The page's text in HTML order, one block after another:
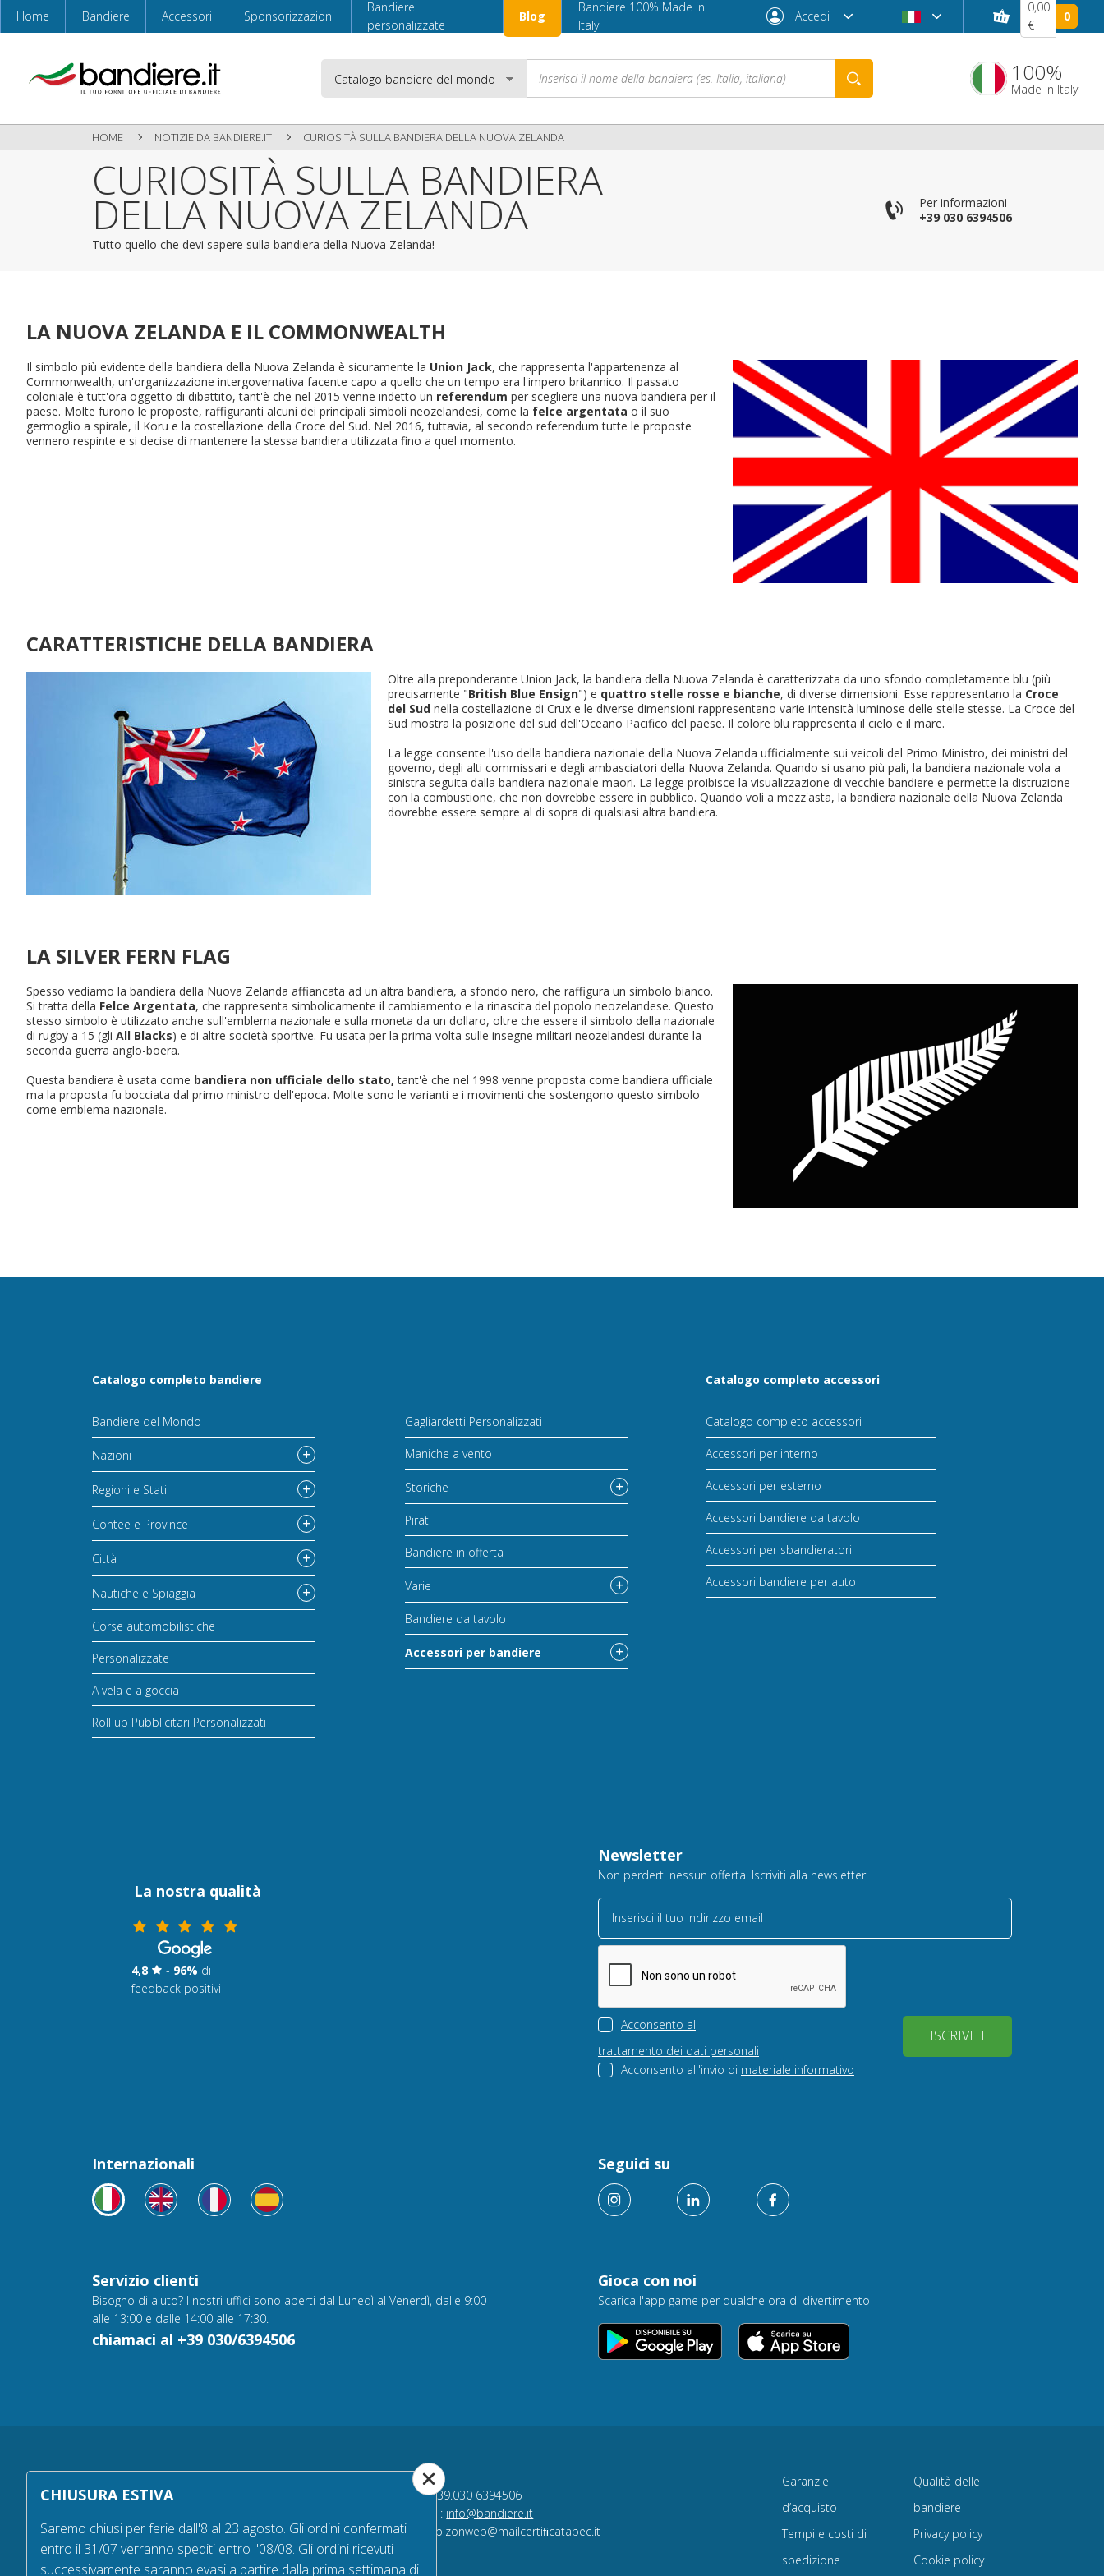
Home Bandiere Accessori Sponsorizzazioni
Bandiere
personalizzate
Blog
Bandiere 100% Made in
Italy
Accedi
È il tuo primo ordine?
CREA UN NUOVO ACCOUNT
0,00
€
0
100%
Made in Italy
HOME NOTIZIE DA BANDIERE.IT CURIOSITÀ SULLA BANDIERA DELLA NUOVA ZELANDA
CURIOSITÀ SULLA BANDIERA
DELLA NUOVA ZELANDA
Tutto quello che devi sapere sulla bandiera della Nuova Zelanda!
Per informazioni
+39 030 6394506
LA NUOVA ZELANDA E IL COMMONWEALTH
Il simbolo più evidente della bandiera della Nuova Zelanda è sicuramente la Union Jack, che rappresenta l'appartenenza al
Commonwealth, un'organizzazione intergovernativa facente capo a quello che un tempo era l'impero britannico. Il passato
coloniale è tutt'ora oggetto di dibattito, tant'è che nel 2015 venne indetto un referendum per scegliere una nuova bandiera per il
paese. Molte furono le proposte, raffiguranti alcuni dei principali simboli neozelandesi, come la felce argentata o il suo
germoglio a spirale, il Koru e la costellazione della Croce del Sud. Nel 2016, tuttavia, al secondo referendum tutte le proposte
vennero respinte e si decise di mantenere la stessa bandiera utilizzata fino a quel momento.
CARATTERISTICHE DELLA BANDIERA
Oltre alla preponderante Union Jack, la bandiera della Nuova Zelanda è caratterizzata da uno sfondo completamente blu (più
precisamente "British Blue Ensign") e quattro stelle rosse e bianche, di diverse dimensioni. Esse rappresentano la Croce
del Sud nella costellazione di Crux e le diverse dimensioni rappresentano varie intensità luminose delle stelle stesse. La Croce del
Sud mostra la posizione del sud dell'Oceano Pacifico del paese. Il colore blu rappresenta il cielo e il mare.
La legge consente l'uso della bandiera nazionale della Nuova Zelanda ufficialmente sui veicoli del Primo Ministro, dei ministri del
governo, degli alti commissari e degli ambasciatori della Nuova Zelanda. Quando si usano più pali, la bandiera nazionale vola a
sinistra seguita dalla bandiera nazionale maori. La legge proibisce la visualizzazione di vecchie bandiere e permette la distruzione
con la combustione, che non dovrebbe essere in pubblico. Quando voli a mezz'asta, la bandiera nazionale della Nuova Zelanda
dovrebbe essere sempre al di sopra di qualsiasi altra bandiera.
LA SILVER FERN FLAG
Spesso vediamo la bandiera della Nuova Zelanda affiancata ad un'altra bandiera, a sfondo nero, che raffigura un simbolo bianco.
Si tratta della Felce Argentata, che rappresenta simbolicamente il cambiamento e la rinascita del popolo neozelandese. Questo
stesso simbolo è utilizzato anche sull'emblema nazionale e sulla moneta da un dollaro, oltre che essere il simbolo della nazionale
di rugby a 15 (gli All Blacks) e di altre società sportive. Fu usata per la prima volta sulle insegne militari neozelandesi durante la
seconda guerra anglo-boera.
Questa bandiera è usata come bandiera non ufficiale dello stato, tant'è che nel 1998 venne proposta come bandiera ufficiale
ma la proposta fu bocciata dal primo ministro dell'epoca. Molte sono le varianti e i movimenti che sostengono questo simbolo
come emblema nazionale.
Catalogo completo bandiere
Bandiere del Mondo
Nazioni
Regioni e Stati
Contee e Province
Città
Nautiche e Spiaggia
Corse automobilistiche
Personalizzate
A vela e a goccia
Roll up Pubblicitari Personalizzati
Gagliardetti Personalizzati
Maniche a vento
Storiche
Pirati
Bandiere in offerta
Varie
Bandiere da tavolo
Accessori per bandiere
Catalogo completo accessori
Catalogo completo accessori
Accessori per interno
Accessori per esterno
Accessori bandiere da tavolo
Accessori per sbandieratori
Accessori bandiere per auto
La nostra qualità
4,8 - 96% di
feedback positivi
Newsletter
Non perderti nessun offerta! Iscriviti alla newsletter
Inserisci il tuo indirizzo email
Acconsento al
trattamento dei dati personali
Acconsento all'invio di materiale informativo
ISCRIVITI
Servizio clienti
Bisogno di aiuto? I nostri uffici sono aperti dal Lunedì al Venerdì, dalle 9:00
alle 13:00 e dalle 14:00 alle 17:30.
chiamaci al +39 030/6394506
Internazionali Seguici su
Gioca con noi
Scarica l'app game per qualche ora di divertimento
All rights reserved - © Copyright 2000-2026 bizOnweb s.r.l
Via Fratelli Bandiera 18, 25122 - Brescia, Italia
Commercio di Brescia,
n° REA 432569 Capitale sociale versato Euro 25.000,00.
Tel +39.030 6394506
Email: info@bandiere.it
bizonweb@mailcertiﬁcatapec.it
Garanzie
d’acquisto
Tempi e costi di
spedizione
Qualità delle
bandiere
Privacy policy
Cookie policy
CHIUSURA ESTIVA
Saremo chiusi per ferie dall'8 al 23 agosto. Gli ordini confermati
entro il 31/07 verranno spediti entro l'08/08. Gli ordini ricevuti
successivamente saranno evasi a partire dalla prima settimana di